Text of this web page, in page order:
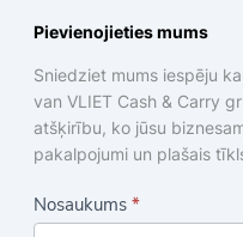
Pievienojieties mums
Sniedziet mums iespēju
van VLIET Cash & Carry
atšķirību, ko jūsu
pakalpojumi un plašais
C
Nosaukums *